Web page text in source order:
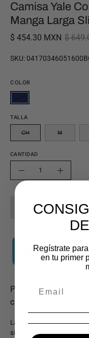
Camisa Yale
Manga Larga
$ 454.30 MXN $
SKU:
COLOR
TALLA
CH M
CANTIDAD
Cantidad
cantidad
Aumentar
cantidad
AGOTADO -
La camisa de vestir para
silueta contemporánea y
Regístrate
en tu primer